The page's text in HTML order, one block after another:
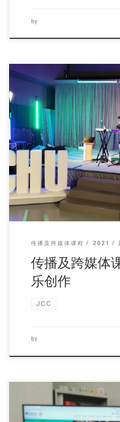
by
传播及跨媒体课程同学 […]
传播及跨媒体课程 2021
传播及跨媒体
乐创作
JCC
by